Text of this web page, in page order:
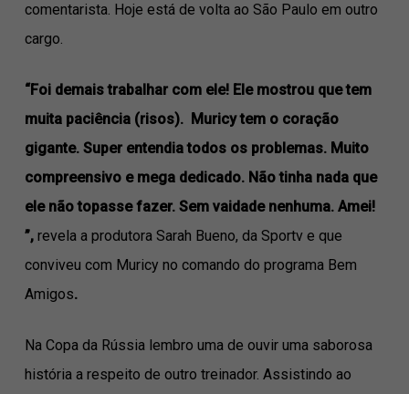
comentarista. Hoje está de volta ao São Paulo em outro
cargo.
“Foi demais trabalhar com ele! Ele mostrou que tem
muita paciência (risos). Muricy tem o coração
gigante. Super entendia todos os problemas. Muito
compreensivo e mega dedicado. Não tinha nada que
ele não topasse fazer. Sem vaidade nenhuma. Amei!
”, revela a produtora Sarah Bueno, da Sportv e que
conviveu com Muricy no comando do programa Bem
Amigos.
Na Copa da Rússia lembro uma de ouvir uma saborosa
história a respeito de outro treinador. Assistindo ao